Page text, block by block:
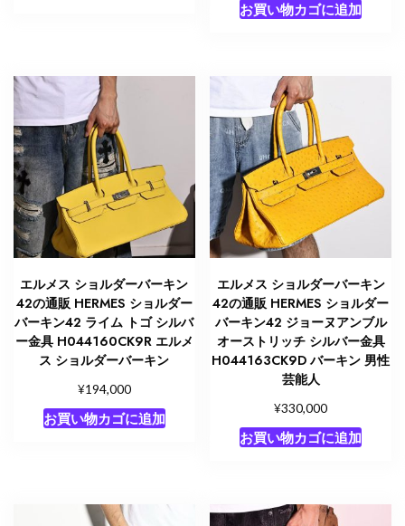
お買い物カゴに追加
エルメス ショルダーバーキン
42の通販 HERMES ショルダー
バーキン42 ライム トゴ シルバ
ー金具 H044160CK9R エルメ
ス ショルダーバーキン
¥194,000
お買い物カゴに追加
エルメス ショルダーバーキン
42の通販 HERMES ショルダー
バーキン42 ジョーヌアンブル
オーストリッチ シルバー金具
H044163CK9D バーキン 男性
芸能人
¥330,000
お買い物カゴに追加